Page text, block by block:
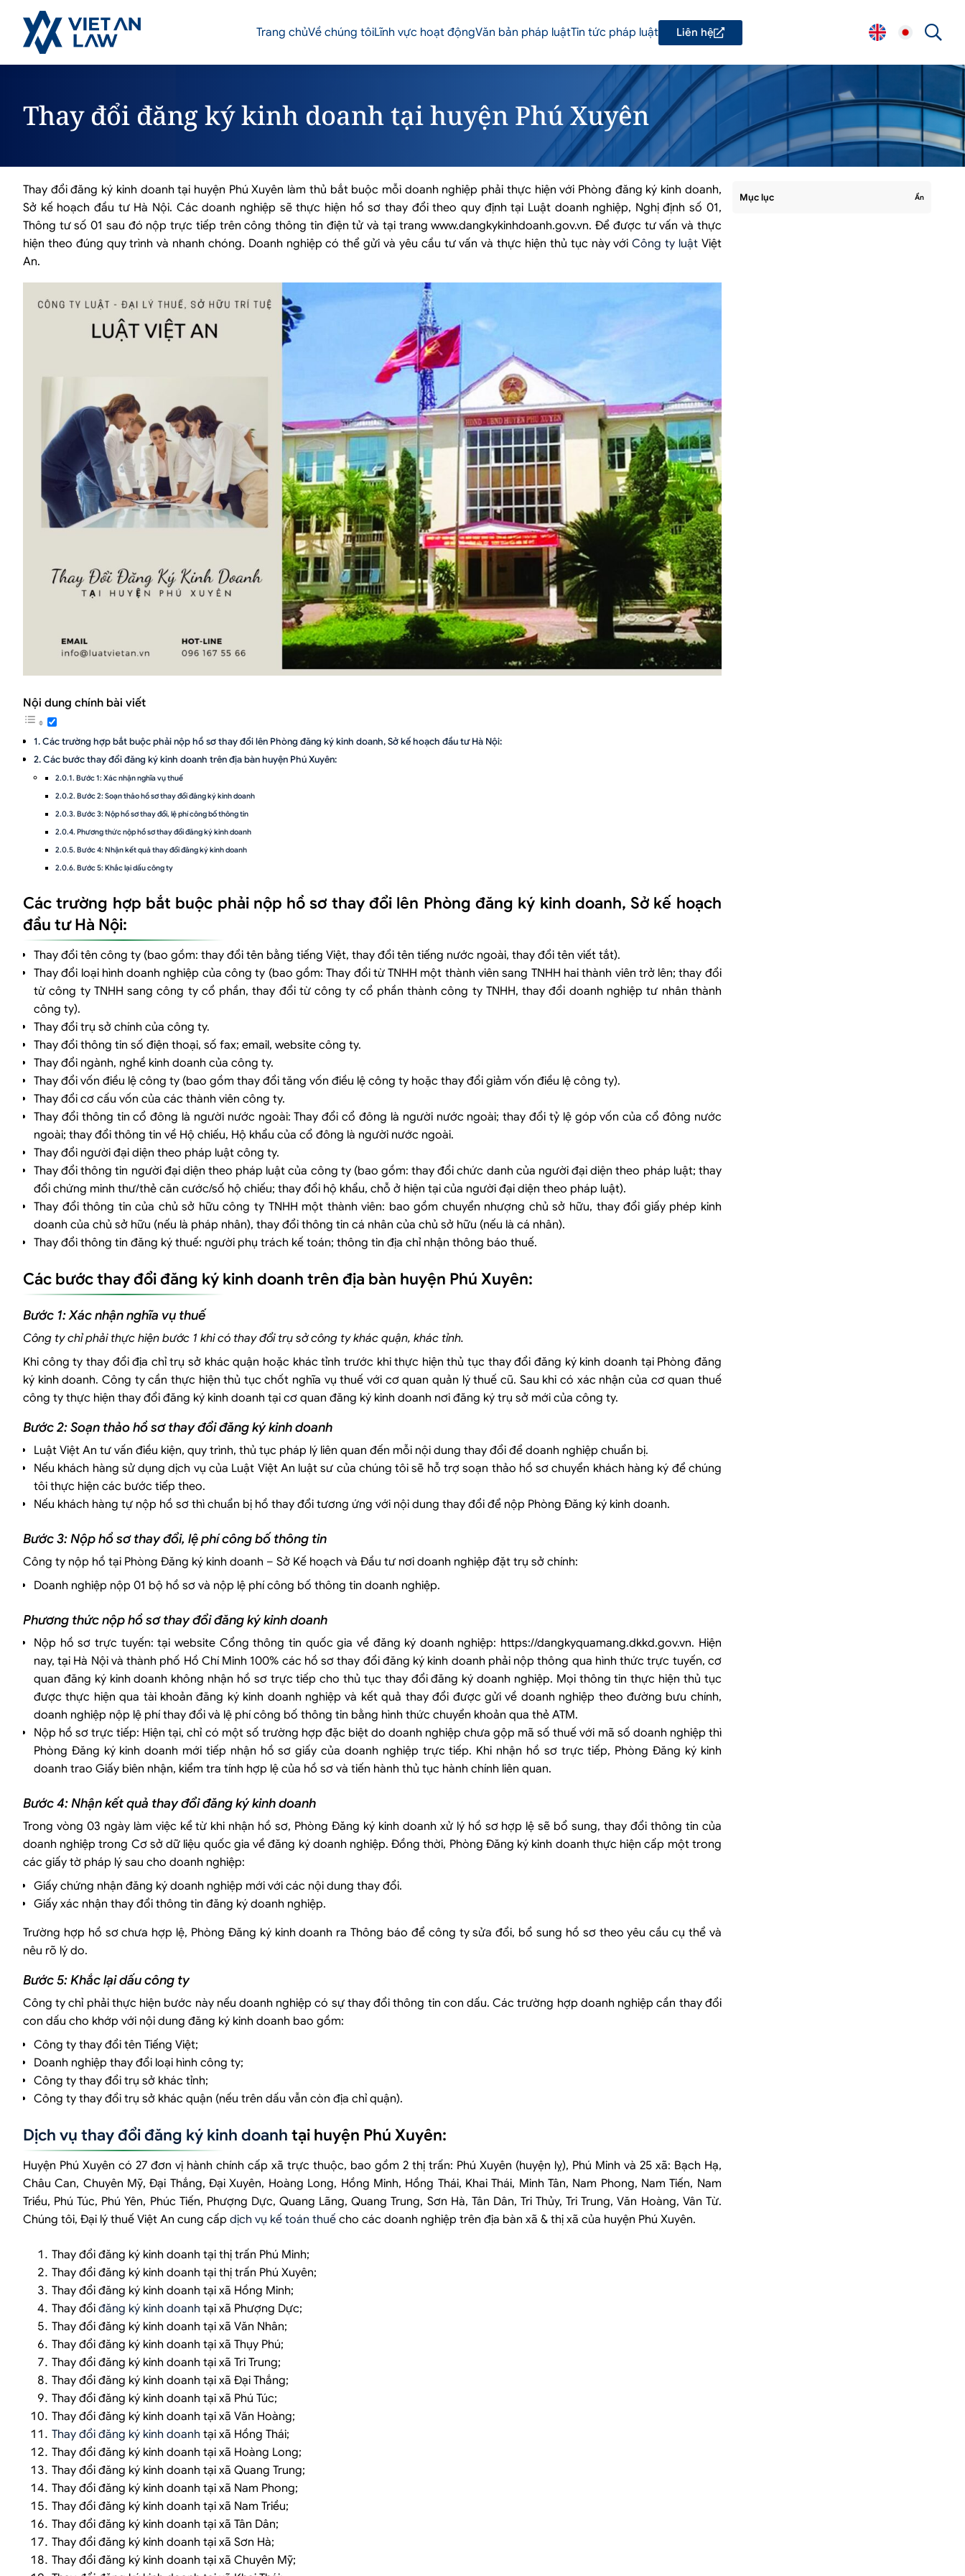
Trang chủVề chúng tôiLĩnh vực hoạt độngVăn bản pháp luậtTin tức pháp luật Liên hệ
Thay đổi đăng ký kinh doanh tại huyện Phú Xuyên
Thay đổi đăng ký kinh doanh tại huyện Phú Xuyên làm thủ bắt buộc mỗi doanh nghiệp phải thực hiện với Phòng đăng ký kinh doanh,
Sở kế hoạch đầu tư Hà Nội. Các doanh nghiệp sẽ thực hiện hồ sơ thay đổi theo quy định tại Luật doanh nghiệp, Nghị định số 01,
Thông tư số 01 sau đó nộp trực tiếp trên công thông tin điện tử và tại trang www.dangkykinhdoanh.gov.vn. Để được tư vấn và thực
hiện theo đúng quy trình và nhanh chóng. Doanh nghiệp có thể gửi và yêu cầu tư vấn và thực hiện thủ tục này vớiCông ty luậtViệt
An.
Nội dung chính bài viết
Các trường hợp bắt buộc phải nộp hồ sơ thay đổi lên Phòng đăng ký kinh doanh, Sở kế hoạch đầu tư Hà Nội:
Các bước thay đổi đăng ký kinh doanh trên địa bàn huyện Phú Xuyên:
Bước 1: Xác nhận nghĩa vụ thuế
Bước 2: Soạn thảo hồ sơ thay đổi đăng ký kinh doanh
Bước 3: Nộp hồ sơ thay đổi, lệ phí công bố thông tin
Phương thức nộp hồ sơ thay đổi đăng ký kinh doanh
Bước 4: Nhận kết quả thay đổi đăng ký kinh doanh
Bước 5: Khắc lại dấu công ty
Dịch vụ thay đổi đăng ký kinh doanh tại huyện Phú Xuyên:
Các trường hợp bắt buộc phải nộp hồ sơ thay đổi lên Phòng đăng ký kinh doanh, Sở kế hoạch
đầu tư Hà Nội:
Thay đổi tên công ty (bao gồm: thay đổi tên bằng tiếng Việt, thay đổi tên tiếng nước ngoài, thay đổi tên viết tắt).
Thay đổi loại hình doanh nghiệp của công ty (bao gồm: Thay đổi từ TNHH một thành viên sang TNHH hai thành viên trở lên; thay đổi
từ công ty TNHH sang công ty cổ phần, thay đổi từ công ty cổ phần thành công ty TNHH, thay đổi doanh nghiệp tư nhân thành
công ty).
Thay đổi trụ sở chính của công ty.
Thay đổi thông tin số điện thoại, số fax; email, website công ty.
Thay đổi ngành, nghề kinh doanh của công ty.
Thay đổi vốn điều lệ công ty (bao gồm thay đổi tăng vốn điều lệ công ty hoặc thay đổi giảm vốn điều lệ công ty).
Thay đổi cơ cấu vốn của các thành viên công ty.
Thay đổi thông tin cổ đông là người nước ngoài: Thay đổi cổ đông là người nước ngoài; thay đổi tỷ lệ góp vốn của cổ đông nước
ngoài; thay đổi thông tin về Hộ chiếu, Hộ khẩu của cổ đông là người nước ngoài.
Thay đổi người đại diện theo pháp luật công ty.
Thay đổi thông tin người đại diện theo pháp luật của công ty (bao gồm: thay đổi chức danh của người đại diện theo pháp luật; thay
đổi chứng minh thư/thẻ căn cước/số hộ chiếu; thay đổi hộ khẩu, chỗ ở hiện tại của người đại diện theo pháp luật).
Thay đổi thông tin của chủ sở hữu công ty TNHH một thành viên: bao gồm chuyển nhượng chủ sở hữu, thay đổi giấy phép kinh
doanh của chủ sở hữu (nếu là pháp nhân), thay đổi thông tin cá nhân của chủ sở hữu (nếu là cá nhân).
Thay đổi thông tin đăng ký thuế: người phụ trách kế toán; thông tin địa chỉ nhận thông báo thuế.
Các bước thay đổi đăng ký kinh doanh trên địa bàn huyện Phú Xuyên:
Bước 1: Xác nhận nghĩa vụ thuế
Công ty chỉ phải thực hiện bước 1 khi có thay đổi trụ sở công ty khác quận, khác tỉnh.
Khi công ty thay đổi địa chỉ trụ sở khác quận hoặc khác tỉnh trước khi thực hiện thủ tục thay đổi đăng ký kinh doanh tại Phòng đăng
ký kinh doanh. Công ty cần thực hiện thủ tục chốt nghĩa vụ thuế với cơ quan quản lý thuế cũ. Sau khi có xác nhận của cơ quan thuế
công ty thực hiện thay đổi đăng ký kinh doanh tại cơ quan đăng ký kinh doanh nơi đăng ký trụ sở mới của công ty.
Bước 2: Soạn thảo hồ sơ thay đổi đăng ký kinh doanh
Luật Việt An tư vấn điều kiện, quy trình, thủ tục pháp lý liên quan đến mỗi nội dung thay đổi để doanh nghiệp chuẩn bị.
Nếu khách hàng sử dụng dịch vụ của Luật Việt An luật sư của chúng tôi sẽ hỗ trợ soạn thảo hồ sơ chuyển khách hàng ký để chúng
tôi thực hiện các bước tiếp theo.
Nếu khách hàng tự nộp hồ sơ thì chuẩn bị hồ thay đổi tương ứng với nội dung thay đổi để nộp Phòng Đăng ký kinh doanh.
Bước 3: Nộp hồ sơ thay đổi, lệ phí công bố thông tin
Công ty nộp hồ tại Phòng Đăng ký kinh doanh – Sở Kế hoạch và Đầu tư nơi doanh nghiệp đặt trụ sở chính:
Doanh nghiệp nộp 01 bộ hồ sơ và nộp lệ phí công bố thông tin doanh nghiệp.
Phương thức nộp hồ sơ thay đổi đăng ký kinh doanh
Nộp hồ sơ trực tuyến: tại website Cổng thông tin quốc gia về đăng ký doanh nghiệp: https://dangkyquamang.dkkd.gov.vn. Hiện
nay, tại Hà Nội và thành phố Hồ Chí Minh 100% các hồ sơ thay đổi đăng ký kinh doanh phải nộp thông qua hình thức trực tuyến, cơ
quan đăng ký kinh doanh không nhận hồ sơ trực tiếp cho thủ tục thay đổi đăng ký doanh nghiệp. Mọi thông tin thực hiện thủ tục
được thực hiện qua tài khoản đăng ký kinh doanh nghiệp và kết quả thay đổi được gửi về doanh nghiệp theo đường bưu chính,
doanh nghiệp nộp lệ phí thay đổi và lệ phí công bố thông tin bằng hình thức chuyển khoản qua thẻ ATM.
Nộp hồ sơ trực tiếp: Hiện tại, chỉ có một số trường hợp đặc biệt do doanh nghiệp chưa gộp mã số thuế với mã số doanh nghiệp thì
Phòng Đăng ký kinh doanh mới tiếp nhận hồ sơ giấy của doanh nghiệp trực tiếp. Khi nhận hồ sơ trực tiếp, Phòng Đăng ký kinh
doanh trao Giấy biên nhận, kiểm tra tính hợp lệ của hồ sơ và tiến hành thủ tục hành chính liên quan.
Bước 4: Nhận kết quả thay đổi đăng ký kinh doanh
Trong vòng 03 ngày làm việc kể từ khi nhận hồ sơ, Phòng Đăng ký kinh doanh xử lý hồ sơ hợp lệ sẽ bổ sung, thay đổi thông tin của
doanh nghiệp trong Cơ sở dữ liệu quốc gia về đăng ký doanh nghiệp. Đồng thời, Phòng Đăng ký kinh doanh thực hiện cấp một trong
các giấy tờ pháp lý sau cho doanh nghiệp:
Giấy chứng nhận đăng ký doanh nghiệp mới với các nội dung thay đổi.
Giấy xác nhận thay đổi thông tin đăng ký doanh nghiệp.
Trường hợp hồ sơ chưa hợp lệ, Phòng Đăng ký kinh doanh ra Thông báo để công ty sửa đổi, bổ sung hồ sơ theo yêu cầu cụ thể và
nêu rõ lý do.
Bước 5: Khắc lại dấu công ty
Công ty chỉ phải thực hiện bước này nếu doanh nghiệp có sự thay đổi thông tin con dấu. Các trường hợp doanh nghiệp cần thay đổi
con dấu cho khớp với nội dung đăng ký kinh doanh bao gồm:
Công ty thay đổi tên Tiếng Việt;
Doanh nghiệp thay đổi loại hình công ty;
Công ty thay đổi trụ sở khác tỉnh;
Công ty thay đổi trụ sở khác quận (nếu trên dấu vẫn còn địa chỉ quận).
Dịch vụ thay đổi đăng ký kinh doanh tại huyện Phú Xuyên:
Huyện Phú Xuyên có 27 đơn vị hành chính cấp xã trực thuộc, bao gồm 2 thị trấn: Phú Xuyên (huyện lỵ), Phú Minh và 25 xã: Bạch Hạ,
Châu Can, Chuyên Mỹ, Đại Thắng, Đại Xuyên, Hoàng Long, Hồng Minh, Hồng Thái, Khai Thái, Minh Tân, Nam Phong, Nam Tiến, Nam
Triều, Phú Túc, Phú Yên, Phúc Tiến, Phượng Dực, Quang Lãng, Quang Trung, Sơn Hà, Tân Dân, Tri Thủy, Tri Trung, Văn Hoàng, Vân Từ.
Chúng tôi, Đại lý thuế Việt An cung cấp dịch vụ kế toán thuế cho các doanh nghiệp trên địa bàn xã & thị xã của huyện Phú Xuyên.
Thay đổi đăng ký kinh doanh tại thị trấn Phú Minh;
Thay đổi đăng ký kinh doanh tại thị trấn Phú Xuyên;
Thay đổi đăng ký kinh doanh tại xã Hồng Minh;
Thay đổi đăng ký kinh doanh tại xã Phượng Dực;
Thay đổi đăng ký kinh doanh tại xã Văn Nhân;
Thay đổi đăng ký kinh doanh tại xã Thụy Phú;
Thay đổi đăng ký kinh doanh tại xã Tri Trung;
Thay đổi đăng ký kinh doanh tại xã Đại Thắng;
Thay đổi đăng ký kinh doanh tại xã Phú Túc;
Thay đổi đăng ký kinh doanh tại xã Văn Hoàng;
Thay đổi đăng ký kinh doanh tại xã Hồng Thái;
Thay đổi đăng ký kinh doanh tại xã Hoàng Long;
Thay đổi đăng ký kinh doanh tại xã Quang Trung;
Thay đổi đăng ký kinh doanh tại xã Nam Phong;
Thay đổi đăng ký kinh doanh tại xã Nam Triều;
Thay đổi đăng ký kinh doanh tại xã Tân Dân;
Thay đổi đăng ký kinh doanh tại xã Sơn Hà;
Thay đổi đăng ký kinh doanh tại xã Chuyên Mỹ;
Mục lục Ẩn